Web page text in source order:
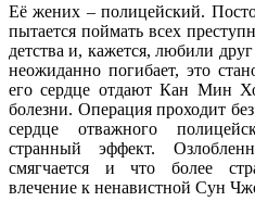
Её жених – полицейский.
пытается поймать всех
детства и, кажется, любили
неожиданно погибает, это
его сердце отдают Кан Мин
болезни. Операция проходит
сердце отважного
странный эффект.
смягчается и что более
влечение к ненавистной Сун